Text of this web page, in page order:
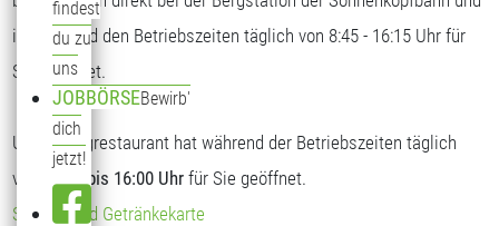
findest
du zu
uns
JOBBÖRSEBewirb'
dich
jetzt!
ist während den Betriebszeiten täglich von 8:45 - 16:15 Uhr für
Sie geöffnet.
Unser Bergrestaurant hat während der Betriebszeiten täglich
von
09:00 bis 16:00 Uhr für Sie geöffnet.
Speise- und Getränkekarte